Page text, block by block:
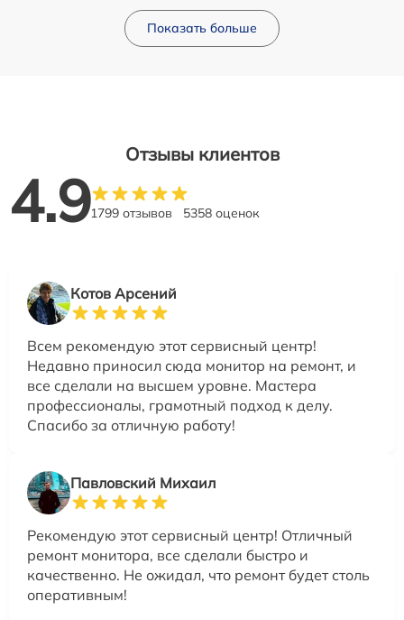
Показать больше
Отзывы клиентов
4.91799 отзывов 5358 оценок
Котов Арсений
Всем рекомендую этот сервисный центр!
Недавно приносил сюда монитор на ремонт, и
все сделали на высшем уровне. Мастера
профессионалы, грамотный подход к делу.
Спасибо за отличную работу!
Павловский Михаил
Рекомендую этот сервисный центр! Отличный
ремонт монитора, все сделали быстро и
качественно. Не ожидал, что ремонт будет столь
оперативным!